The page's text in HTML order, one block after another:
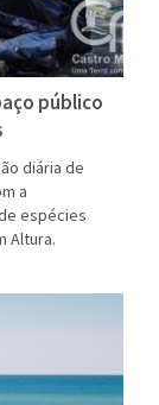
público
diária de
a
espécies
Altura.